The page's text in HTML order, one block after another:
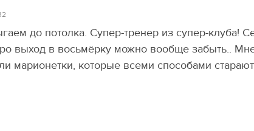
до потолка. Супер-тренер из супер-клуба!
выход в восьмёрку можно вообще забыть..
марионетки, которые всеми способами